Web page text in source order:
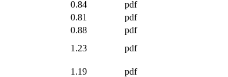
0.84
pdf
0.81
pdf
0.88
pdf
1.23 pdf
1.19
pdf